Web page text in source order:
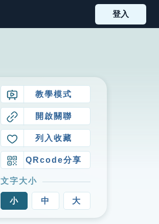
登入
教學模式
開啟關聯
列入收藏
QRcode分享
文字大小
小 中 大